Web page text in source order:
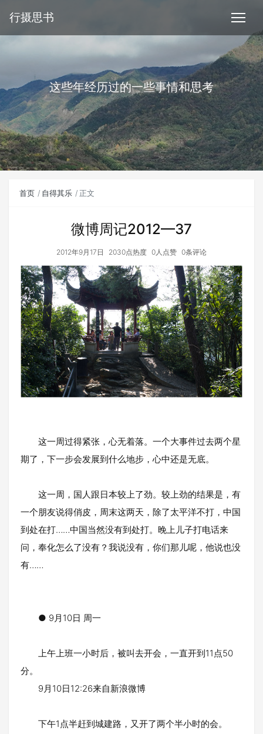
行摄思书
这些年经历过的一些事情和思考
首页 自得其乐 正文
微博周记2012—37
2012年9月17日 2030点热度 0人点赞 0条评论
这一周过得紧张，心无着落。一个大事件过去两个星
期了，下一步会发展到什么地步，心中还是无底。
这一周，国人跟日本较上了劲。较上劲的结果是，有
一个朋友说得俏皮，周末这两天，除了太平洋不打，中国
到处在打……中国当然没有到处打。晚上儿子打电话来
问，奉化怎么了没有？我说没有，你们那儿呢，他说也没
有……
● 9月10日 周一
上午上班一小时后，被叫去开会，一直开到11点50
分。
9月10日12:26来自新浪微博
下午1点半赶到城建路，又开了两个半小时的会。